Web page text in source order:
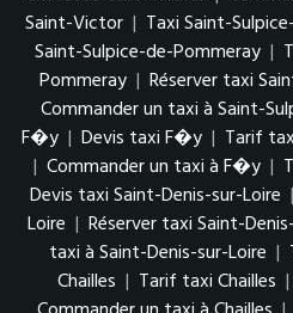
Saint-Victor | Taxi Saint-
Saint-Sulpice-de-Pommeray |
Pommeray | Réserver taxi
Commander un taxi à Saint-
F�y | Devis taxi F�y | Tarif
| Commander un taxi à F�y |
Devis taxi Saint-Denis-sur-Loire |
Loire | Réserver taxi Saint-
taxi à Saint-Denis-sur-Loire |
Chailles | Tarif taxi Chailles |